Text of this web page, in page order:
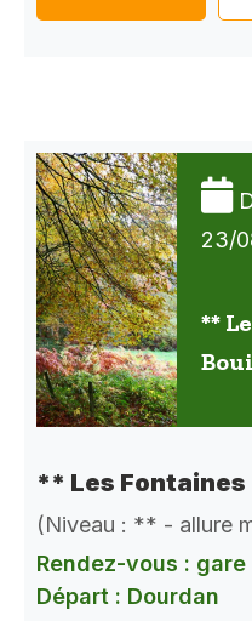
23/
**
** Les Fontaines
(Niveau : ** - allure
Rendez-vous : gare
Départ : Dourdan